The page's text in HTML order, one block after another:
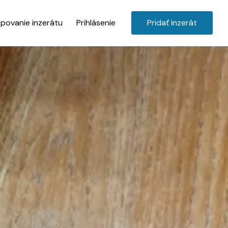
inzerátu Prihlásenie Pridať inzerát